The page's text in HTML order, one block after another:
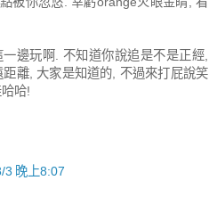
邊玩啊. 不知道你說追是不是正經,
離, 大家是知道的, 不過來打屁說笑
哈!
3 晚上8:07